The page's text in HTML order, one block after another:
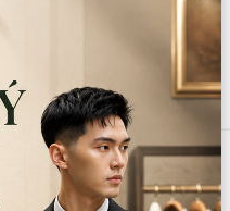
tự
BÔ TRÂM CÀI TRUNG QUỐC